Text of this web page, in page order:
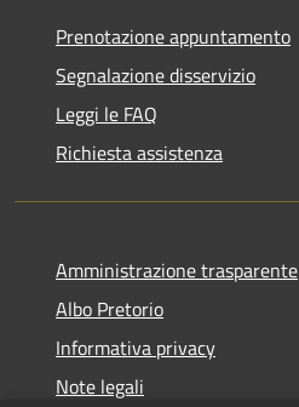
Prenotazione appuntamento
Segnalazione disservizio
Leggi le FAQ
Richiesta assistenza
Amministrazione trasparente
Albo Pretorio
Informativa privacy
Note legali